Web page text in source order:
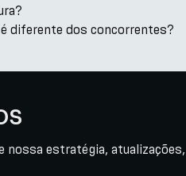
diferente dos concorrentes?
nossa estratégia,